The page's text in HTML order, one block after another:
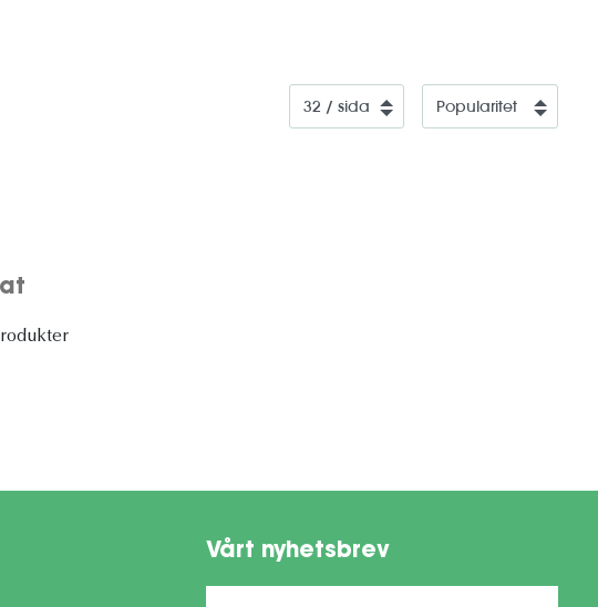
Vårt nyhetsbrev